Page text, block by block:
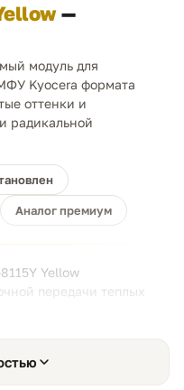
—
модуль для
Kyocera формата
оттенки и
радикальной
Аналог премиум
Yellow
передачи теплых